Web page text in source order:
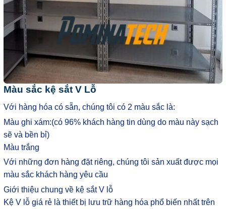
Màu sắc kệ sắt V Lỗ
Với hàng hóa có sẵn, chúng tôi có 2 màu sắc là:
Màu ghi xám:(có 96% khách hàng tin dùng do màu này sạch
sẽ và bền bỉ)
Màu trắng
Với những đơn hàng đặt riêng, chúng tôi sản xuất được mọi
màu sắc khách hàng yêu cầu
Giới thiệu chung về kệ sắt V lỗ
Kệ V lỗ giá rẻ là thiết bị lưu trữ hàng hóa phổ biến nhất trên